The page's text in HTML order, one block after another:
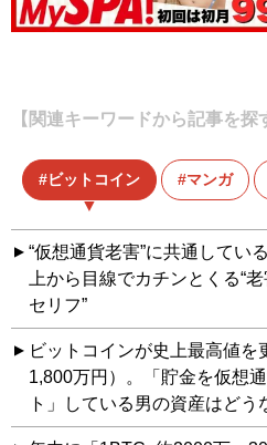
【関連キーワードから記事を探
ビットコイン マンガ
“仮想通貨老害”に共通してい
上から目線でカチンとくる“
セリフ”
ビットコインが史上最高値を
1,800万円）。「貯金を仮想
ト」している男の資産はどう